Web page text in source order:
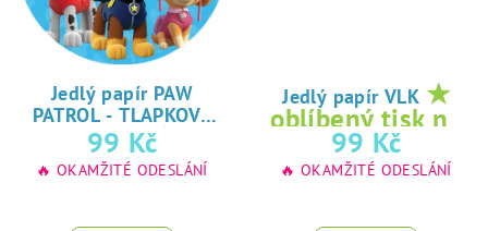
Jedlý papír PAW
PATROL - TLAPKOVÁ
PATROLA★
oblíbený tisk na
jedlý papír
99 Kč
🔥 OKAMŽITÉ ODESLÁNÍ
Jedlý papír VLK ★
oblíbený tisk na
jedlý papír
99 Kč
🔥 OKAMŽITÉ ODESLÁNÍ